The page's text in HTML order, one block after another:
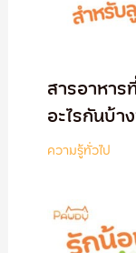
สารอาหา
อะไรกันบ้า
ความรู้ทั่วไป